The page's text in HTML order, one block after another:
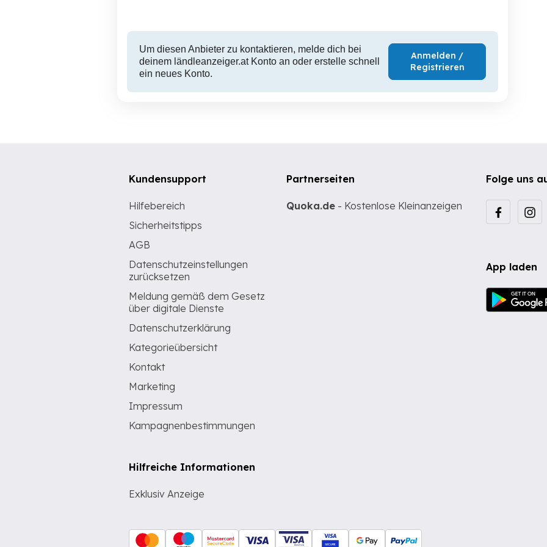
Um diesen Anbieter zu kontaktieren, melde dich bei
deinem ländleanzeiger.at Konto an oder erstelle schnell
ein neues Konto.
Anmelden /
Registrieren
Folge uns
App laden
Kundensupport
Hilfebereich
Sicherheitstipps
AGB
Datenschutzeinstellungen
zurücksetzen
Meldung gemäß dem Gesetz
über digitale Dienste
Datenschutzerklärung
Kategorieübersicht
Kontakt
Marketing
Impressum
Kampagnenbestimmungen
Hilfreiche Informationen
Exklusiv Anzeige
Partnerseiten
Quoka.de - Kostenlose Kleinanzeigen